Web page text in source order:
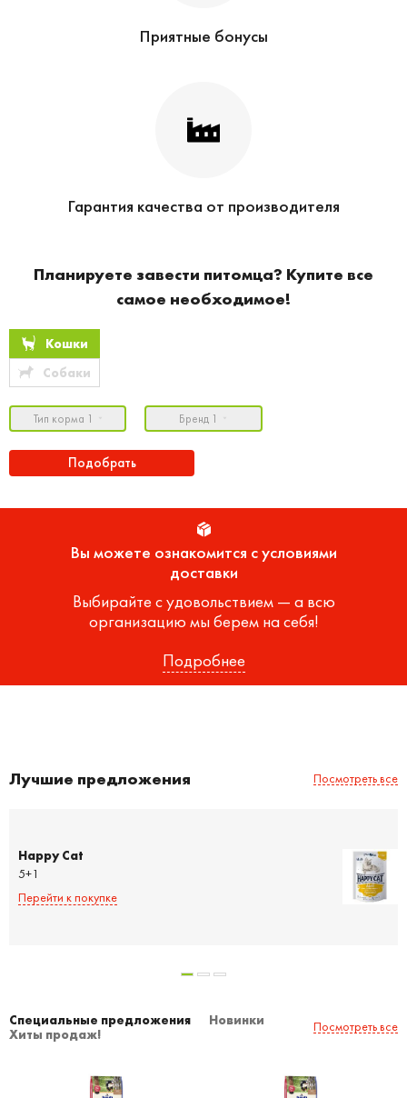
Приятные бонусы
Гарантия качества от производителя
Планируете завести питомца? Купите все
самое необходимое!
Кошки
Собаки
Тип корма 1 Бренд 1
Подобрать
Вы можете ознакомится с условиями
доставки
Выбирайте с удовольствием — а всю
организацию мы берем на себя!
Подробнее
Лучшие предложения Посмотреть все
Happy Cat
5+1
Перейти к покупке
Специальные предложения
Новинки
Хиты продаж!
Посмотреть все